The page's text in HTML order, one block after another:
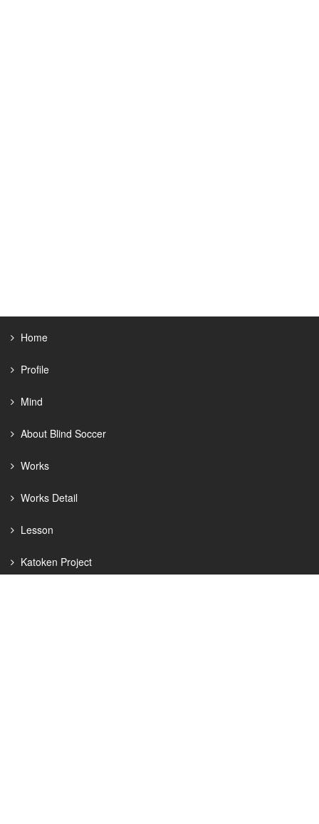
Home
Profile
Mind
About Blind Soccer
Works
Works Detail
Lesson
Katoken Project